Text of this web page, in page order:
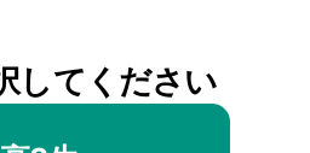
してください